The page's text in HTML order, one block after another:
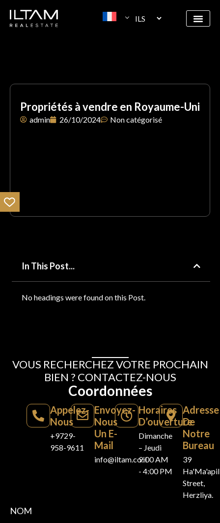
Propriétés à vendre en Royaume-Uni
admin 26/10/2024 Non catégorisé
In This Post...
No headings were found on this Post.
VOUS RECHERCHEZ VOTRE PROCHAIN
BIEN ? CONTACTEZ-NOUS
Coordonnées
Appelez-
Nous
+9729-
958-9611
Envoyez-
Nous
Un E-
Mail
info@iltam.co.il
Horaires
D’ouverture
Dimanche
– Jeudi
9:00 AM
- 4:00 PM
Adresse
De
Notre
Bureau
39
Street,
Herzliya.